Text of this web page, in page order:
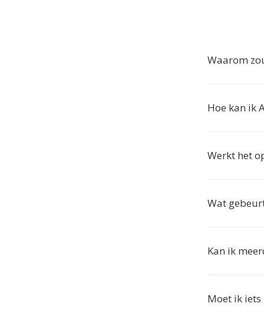
Waarom
Hoe kan ik
Werkt het
Wat
Kan ik
Moet ik iets